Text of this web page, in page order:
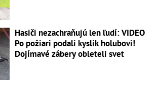
Hasiči nezachraňujú len ľudí: VIDEO
Po požiari podali kyslík holubovi!
Dojímavé zábery obleteli svet